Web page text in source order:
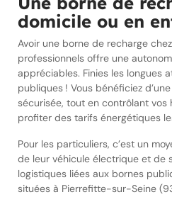
domicile ou en
Avoir une borne de recharge
professionnels offre une
appréciables. Finies les longues
publiques ! Vous bénéficiez
sécurisée, tout en contrôlant
profiter des tarifs énergétiques
Pour les particuliers, c’est un
de leur véhicule électrique et de
logistiques liées aux bornes
situées à Pierrefitte-sur-Seine